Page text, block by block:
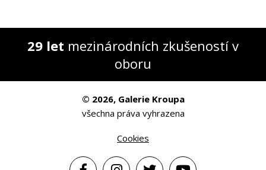
29 let mezinárodních zkušeností v
oboru
© 2026, Galerie Kroupa
všechna práva vyhrazena
Cookies